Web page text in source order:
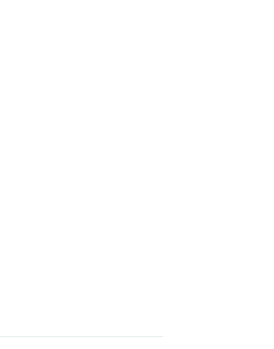
durch Fachkraft